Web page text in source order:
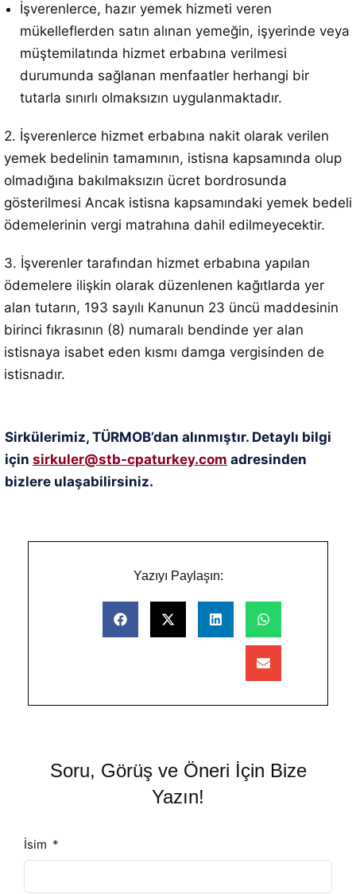
İşverenlerce, hazır yemek hizmeti veren
mükelleflerden satın alınan yemeğin, işyerinde veya
müştemilatında hizmet erbabına verilmesi
durumunda sağlanan menfaatler herhangi bir
tutarla sınırlı olmaksızın uygulanmaktadır.
2. İşverenlerce hizmet erbabına nakit olarak verilen
yemek bedelinin tamamının, istisna kapsamında olup
olmadığına bakılmaksızın ücret bordrosunda
gösterilmesi Ancak istisna kapsamındaki yemek bedeli
ödemelerinin vergi matrahına dahil edilmeyecektir.
3. İşverenler tarafından hizmet erbabına yapılan
ödemelere ilişkin olarak düzenlenen kağıtlarda yer
alan tutarın, 193 sayılı Kanunun 23 üncü maddesinin
birinci fıkrasının (8) numaralı bendinde yer alan
istisnaya isabet eden kısmı damga vergisinden de
istisnadır.
Sirkülerimiz, TÜRMOB’dan alınmıştır. Detaylı bilgi
için sirkuler@stb-cpaturkey.com adresinden
bizlere ulaşabilirsiniz.
Yazıyı Paylaşın:
Soru, Görüş ve Öneri İçin Bize
Yazın!
İsim